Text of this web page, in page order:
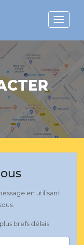
Toggle
en utilisant
brefs délais.